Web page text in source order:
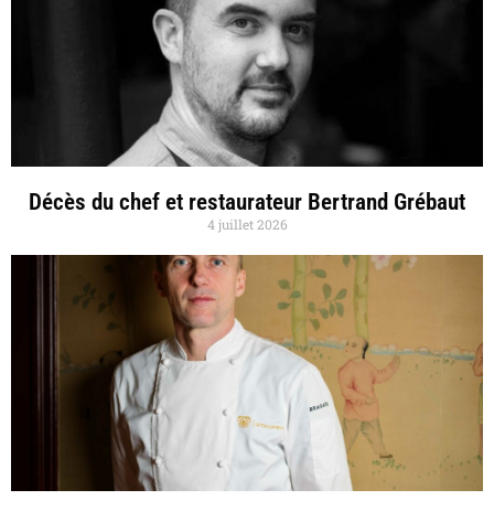
Décès du chef et restaurateur Bertrand Grébaut
4 juillet 2026